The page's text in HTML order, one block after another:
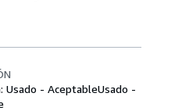
Usado - AceptableUsado -